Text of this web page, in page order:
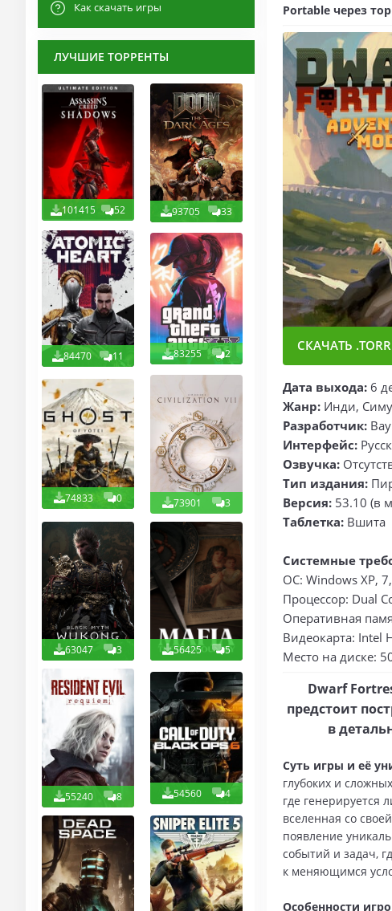
Как скачать игры
ЛУЧШИЕ ТОРРЕНТЫ
101415 52 93705 33
84470 11 83255 2
74833 0 73901 3
63047 3 56425 5
55240 8 54560 4
Portable через
СКАЧАТЬ
Дата выхода: 6
Жанр: Инди,
Разработчик:
Интерфейс:
Озвучка:
Тип издания:
Версия: 53.10 (в
Таблетка: Вшита
Системные
ОС: Windows XP,
Процессор: Dual
Оперативная
Видеокарта: Intel
Место на диске:
Dwarf
предстоит
в
Суть игры и её
глубоких и
где генерируется
вселенная со
появление
событий и задач,
к меняющимся
Особенности